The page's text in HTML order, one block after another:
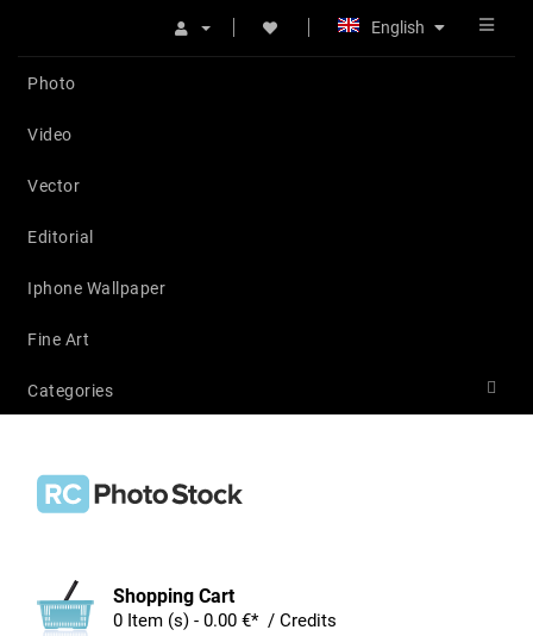
English
Photo
Video
Vector
Editorial
Iphone Wallpaper
Fine Art
Categories
Shopping Cart
0 Item (s) - 0.00 €* / Credits